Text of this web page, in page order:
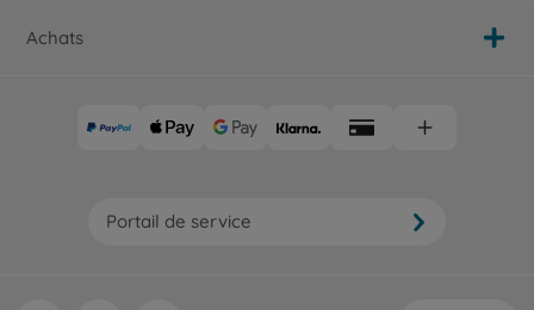
Achats
Portail de service